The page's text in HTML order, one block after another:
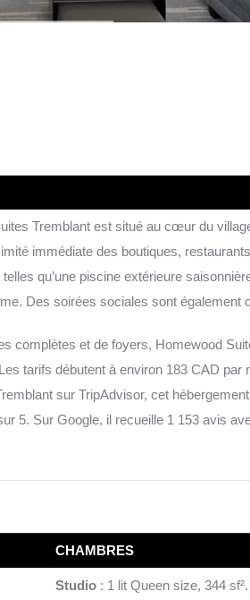
Tremblant est situé au cœur du
immédiate des boutiques,
qu’une piscine extérieure
Des soirées sociales sont également
complètes et de foyers, Homewood
tarifs débutent à environ 183 CAD par
sur TripAdvisor, cet
5. Sur Google, il recueille 1 153 avis
CHAMBRES
Studio: 1 lit Queen size, 344 sf².